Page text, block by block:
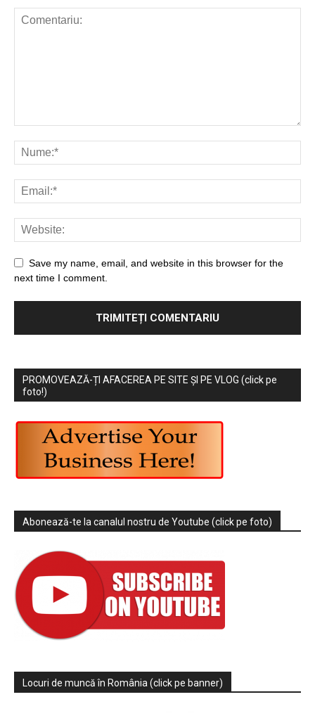
Save my name, email, and website in this browser for the
next time I comment.
PROMOVEAZĂ-ȚI AFACEREA PE SITE ȘI PE VLOG (click pe
foto!)
Abonează-te la canalul nostru de Youtube (click pe foto)
Locuri de muncă în România (click pe banner)